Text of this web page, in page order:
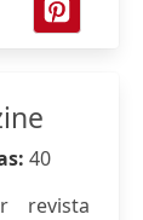
40
revista